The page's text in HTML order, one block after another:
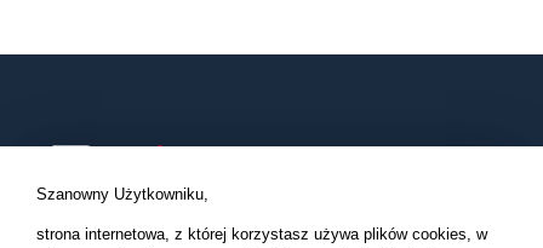
Szanowny Użytkowniku,
strona internetowa, z której korzystasz używa plików cookies, w